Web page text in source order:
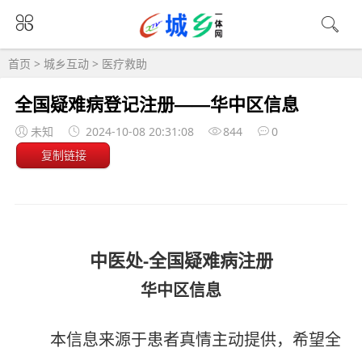
首页 > 城乡互动 > 医疗救助
全国疑难病登记注册——华中区信息
未知 2024-10-08 20:31:08 844 0
复制链接
中医处-全国疑难病注册
华中区信息
本信息来源于患者真情主动提供，希望全